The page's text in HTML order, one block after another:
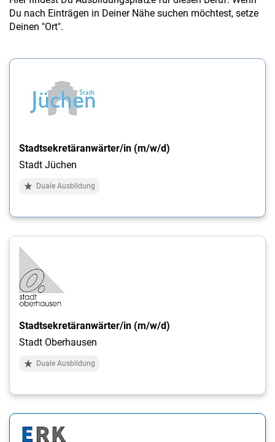
Du nach Einträgen in Deiner Nähe suchen möchtest, setze
Deinen "Ort".
Stadtsekretäranwärter/in (m/w/d)
Stadt Jüchen
Duale Ausbildung
Stadtsekretäranwärter/in (m/w/d)
Stadt Oberhausen
Duale Ausbildung